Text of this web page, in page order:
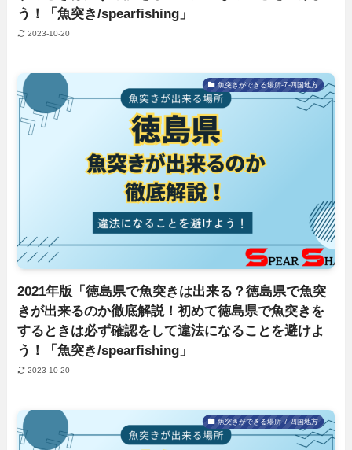
う！「魚突き/spearfishing」
2023-10-20
魚突きができる場所-7-四国地方
2021年版「徳島県で魚突きは出来る？徳島県で魚突
きが出来るのか徹底解説！初めて徳島県で魚突きを
するときは必ず確認をして違法になることを避けよ
う！「魚突き/spearfishing」
2023-10-20
魚突きができる場所-7-四国地方